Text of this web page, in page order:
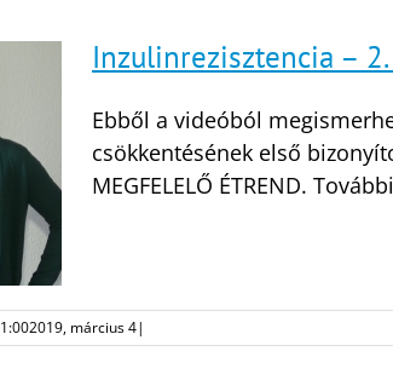
Inzulinrezisztencia –
Ebből a videóból
csökkentésének első
MEGFELELŐ ÉTREND.
2019, március 4|